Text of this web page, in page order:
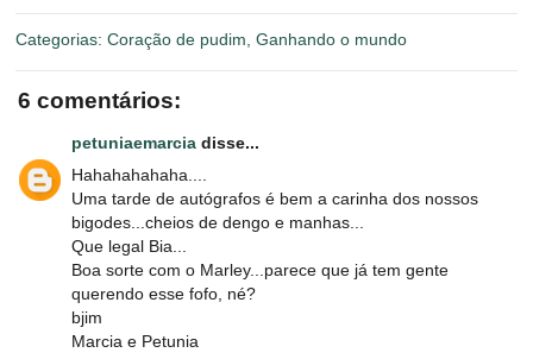
Categorias: Coração de pudim Ganhando o mundo
6 comentários:
petuniaemarcia disse...
Hahahahahaha....
Uma tarde de autógrafos é bem a carinha dos nossos
bigodes...cheios de dengo e manhas...
Que legal Bia...
Boa sorte com o Marley...parece que já tem gente
querendo esse fofo, né?
bjim
Marcia e Petunia